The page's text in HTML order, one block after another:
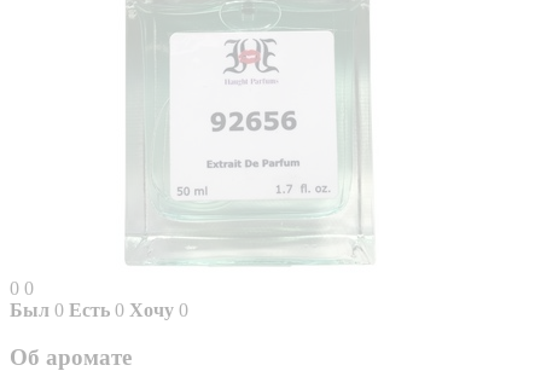
0 0
Был 0 Есть 0 Хочу 0
Об аромате